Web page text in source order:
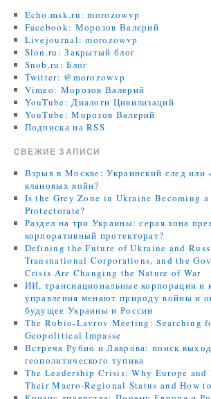
Echo.msk.ru: morozowvp
Facebook: Морозов Валерий
Livejournal: morozowvp
Slon.ru: Закрытый блог
Snob.ru: Блог
Twitter: @morozowvp
Vimeo: Морозов Валерий
YouTube: Диалоги Цивилизаций
YouTube: Морозов Валерий
Подписка на RSS
СВЕЖИЕ ЗАПИСИ
Взрыв в Москве: Украинский след или
клановых войн?
Is the Grey Zone in Ukraine Becoming
Protectorate?
Раздел на три Украины: серая зона
корпоративный протекторат?
Defining the Future of Ukraine and
Transnational Corporations, and the
Crisis Are Changing the Nature of War
ИИ, транснациональные корпорации и
управления меняют природу войны и
будущее Украины и России
The Rubio-Lavrov Meeting: Searching
Geopolitical Impasse
Встреча Рубио и Лаврова: поиск
геополитического тупика
The Leadership Crisis: Why Europe and
Their Macro-Regional Status and How